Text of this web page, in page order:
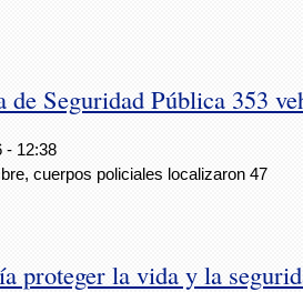
de Seguridad Pública 353
- 12:38
cuerpos policiales localizaron 47
proteger la vida y la